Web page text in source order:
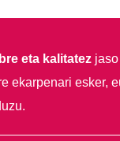
eta kalitatezjaso
ekarpenari esker,